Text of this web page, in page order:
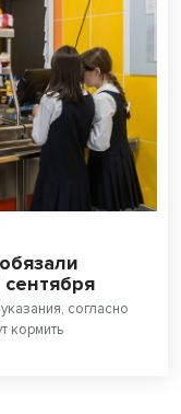
согласно
кормить